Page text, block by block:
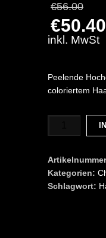
€56.00
€50.40
Aktueller
€50.40.
inkl. MwSt
Peelende
coloriertem
Acide
Gloss
210
ml
Kategorien:
Schlagwort: